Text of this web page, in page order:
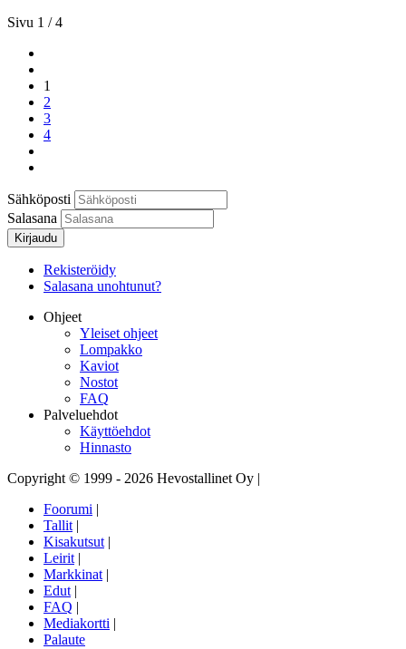
Sivu 1 / 4
1
2
3
4
Sähköposti
Salasana
Kirjaudu
Rekisteröidy
Salasana unohtunut?
Ohjeet
Yleiset ohjeet
Lompakko
Kaviot
Nostot
FAQ
Palveluehdot
Käyttöehdot
Hinnasto
Copyright © 1999 - 2026 Hevostallinet Oy |
Foorumi |
Tallit |
Kisakutsut |
Leirit |
Markkinat |
Edut |
FAQ |
Mediakortti |
Palaute